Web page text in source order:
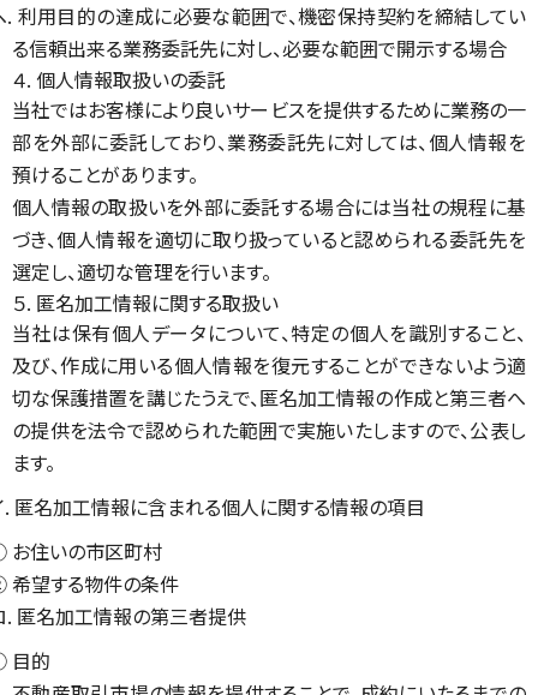
. 利用目的の達成に必要な範囲で、機密保持契約を締結してい
る信頼出来る業務委託先に対し、必要な範囲で開示する場合
４. 個人情報取扱いの委託
当社ではお客様により良いサービスを提供するために業務の一
部を外部に委託しており、業務委託先に対しては、個人情報を
預けることがあります。
個人情報の取扱いを外部に委託する場合には当社の規程に基
づき、個人情報を適切に取り扱っていると認められる委託先を
選定し、適切な管理を行います。
５. 匿名加工情報に関する取扱い
当社は保有個人データについて、特定の個人を識別すること、
及び、作成に用いる個人情報を復元することができないよう適
切な保護措置を講じたうえで、匿名加工情報の作成と第三者へ
の提供を法令で認められた範囲で実施いたしますので、公表し
ます。
. 匿名加工情報に含まれる個人に関する情報の項目
住いの市区町村
望する物件の条件
. 匿名加工情報の第三者提供
目的